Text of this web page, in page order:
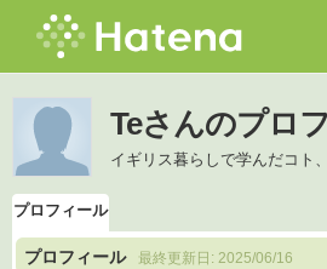
Teさんのプロ
イギリス暮らしで学んだコト
プロフィール
プロフィール 最終更新日: 2025/06/16